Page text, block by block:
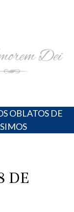
Marianas,
OBLATOS DE
DE